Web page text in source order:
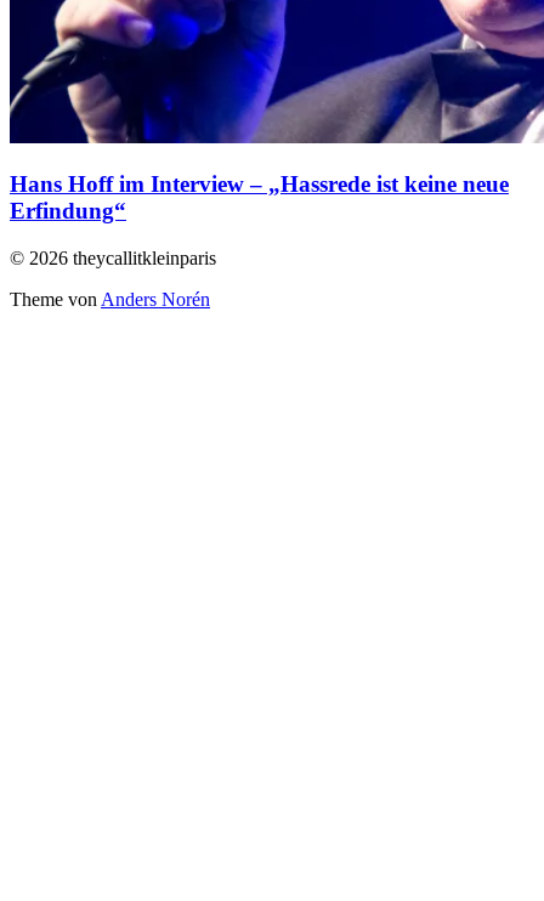
Hans Hoff im Interview – „Hassrede ist keine neue
Erfindung“
© 2026 theycallitkleinparis
Theme von Anders Norén